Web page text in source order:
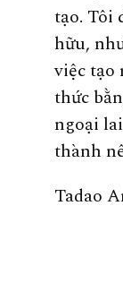
tạo. Tôi
hữu,
việc tạo
thức
ngoại
thành
Tadao